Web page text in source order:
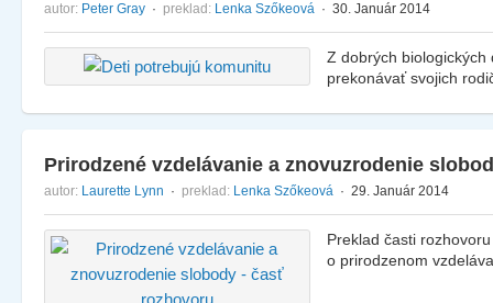
autor: Peter Gray · preklad: Lenka Szőkeová · 30. Január 2014
Z dobrých
prekonávať svojich
Prirodzené vzdelávanie a znovuzrodenie
autor: Laurette Lynn · preklad: Lenka Szőkeová · 29. Január 2014
Preklad časti
o prirodzenom